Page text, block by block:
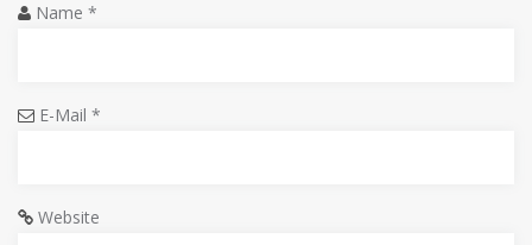
Name *
E-Mail *
Website